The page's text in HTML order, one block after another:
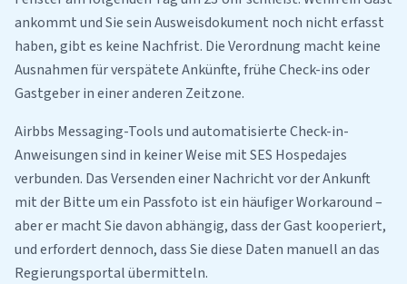
ankommt und Sie sein Ausweisdokument noch nicht erfasst
haben, gibt es keine Nachfrist. Die Verordnung macht keine
Ausnahmen für verspätete Ankünfte, frühe Check-ins oder
Gastgeber in einer anderen Zeitzone.
Airbbs Messaging-Tools und automatisierte Check-in-
Anweisungen sind in keiner Weise mit SES Hospedajes
verbunden. Das Versenden einer Nachricht vor der Ankunft
mit der Bitte um ein Passfoto ist ein häufiger Workaround –
aber er macht Sie davon abhängig, dass der Gast kooperiert,
und erfordert dennoch, dass Sie diese Daten manuell an das
Regierungsportal übermitteln.